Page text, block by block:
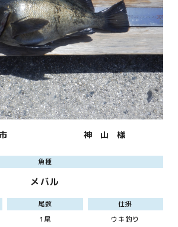
神 山 様
魚種
メバル
尾数
1尾
仕掛
ウキ釣り